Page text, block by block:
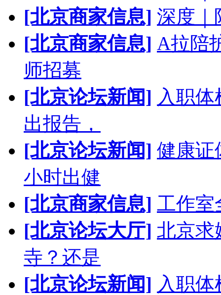
[北京商家信息] 深度｜
[北京商家信息] A拉陪
师招募
[北京论坛新闻] 入职
出报告，
[北京论坛新闻] 健康证
小时出健
[北京商家信息] 工作室
[北京论坛大厅] 北京求
寺？还是
[北京论坛新闻] 入职